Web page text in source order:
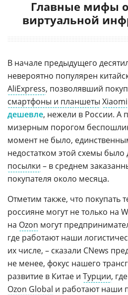
Главные мифы
виртуальной
В начале предыдущего
невероятно популярен
AliExpress, позволявший
смартфоны и планшеты Xiaomi
дешевле, нежели в России. А
мизерным порогом
момент не было,
недостатком этой схемы
посылки – в среднем
покупателя около месяца.
Отметим также, что покупать
россияне могут не только на
на Ozon могут
где работают наши
их числе, – сказали CNews
не менее, фокус нашего
развитие в Китае и Турции,
Ozon Global и работают наши